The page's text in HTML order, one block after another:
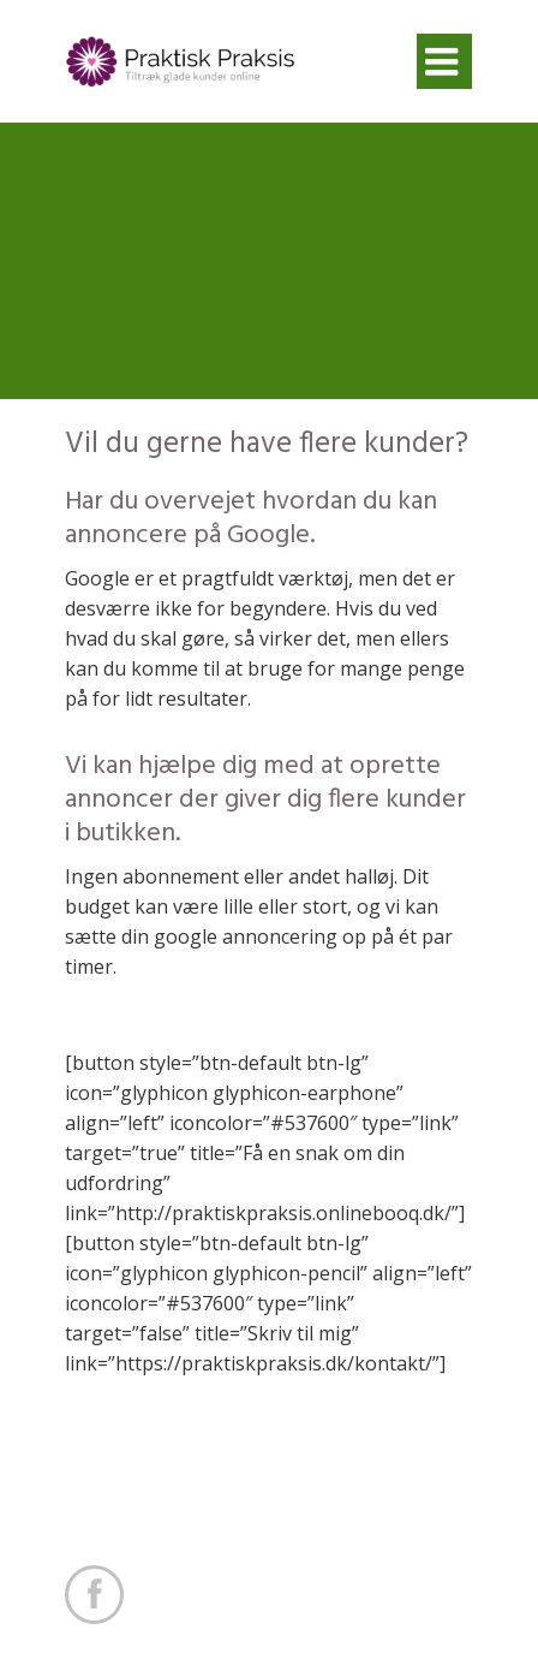

Vil du gerne have flere kunder?
Har du overvejet hvordan du kan
annoncere på Google.
Google er et pragtfuldt værktøj, men det er
desværre ikke for begyndere. Hvis du ved
hvad du skal gøre, så virker det, men ellers
kan du komme til at bruge for mange penge
på for lidt resultater.
Vi kan hjælpe dig med at oprette
annoncer der giver dig flere kunder
i butikken.
Ingen abonnement eller andet halløj. Dit
budget kan være lille eller stort, og vi kan
sætte din google annoncering op på ét par
timer.
[button style=”btn-default btn-lg”
icon=”glyphicon glyphicon-earphone”
align=”left” iconcolor=”#537600″ type=”link”
target=”true” title=”Få en snak om din
udfordring”
link=”http://praktiskpraksis.onlinebooq.dk/”]
[button style=”btn-default btn-lg”
icon=”glyphicon glyphicon-pencil” align=”left”
iconcolor=”#537600″ type=”link”
target=”false” title=”Skriv til mig”
link=”https://praktiskpraksis.dk/kontakt/”]
